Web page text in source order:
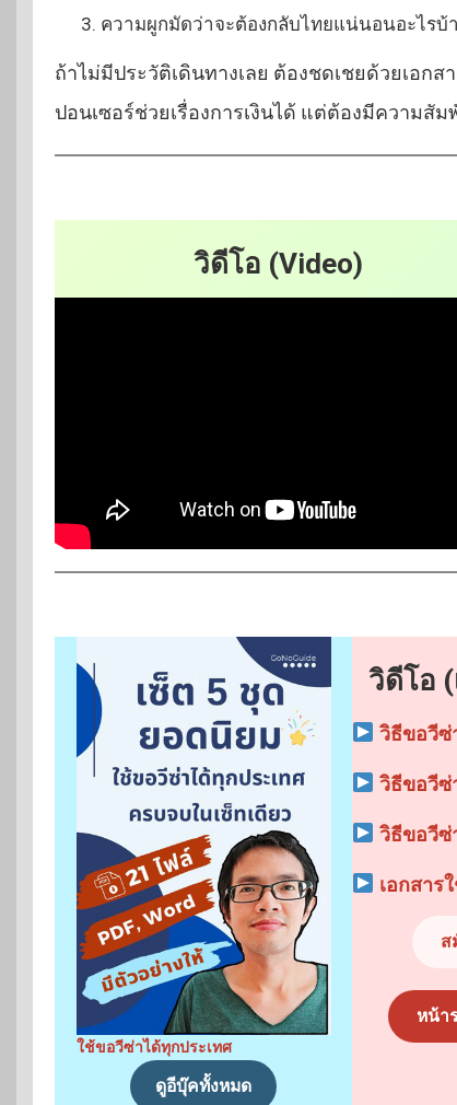
ความผูกมัดว่าจะต้องกลับไทยแน่นอนอะไรบ้
ถ้าไม่มีประวัติเดินทางเลย ต้องชดเชยด้วยเอก
ปอนเซอร์ช่วยเรื่องการเงินได้ แต่ต้องมีความสั
วิดีโอ (Video)
ใช้ขอวีซ่าได้ทุกประเทศ
ดูอีบุ๊คทั้งหมด
วิดีโอ
วิธีขอวีซ่
วิธีขอวีซ่
วิธีขอวีซ่
เอกสาร
ส
หน้า